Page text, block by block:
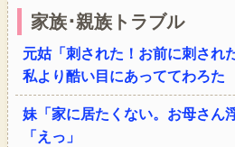
家族･親族トラブル
元姑「刺された！お前に刺され
私より酷い目にあっててわろた
妹「家に居たくない。お母さん
「えっ」